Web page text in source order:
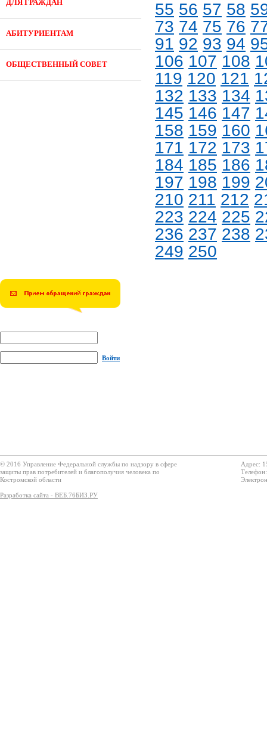
ДЛЯ ГРАЖДАН
АБИТУРИЕНТАМ
ОБЩЕСТВЕННЫЙ СОВЕТ
55 56 57 58
73 74 75 76
91 92 93 94
106 107 108
119 120 121
132 133 134
145 146 147
158 159 160
171 172 173
184 185 186
197 198 199
210 211 212
223 224 225
236 237 238
249 250
Войти
© 2016 Управление Федеральной службы по надзору в сфере
защиты прав потребителей и благополучия человека по
Костромской области
Разработка сайта - ВЕБ.76БИЗ.РУ
Адрес: